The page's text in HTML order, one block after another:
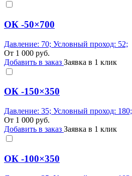
ОК -50×700
Давление: 70; Условный проход: 52;
От 1 000 руб.
Добавить в заказ Заявка в 1 клик
ОК -150×350
Давление: 35; Условный проход: 180;
От 1 000 руб.
Добавить в заказ Заявка в 1 клик
ОК -100×350